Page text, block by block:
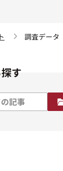
調査データ
す
記事